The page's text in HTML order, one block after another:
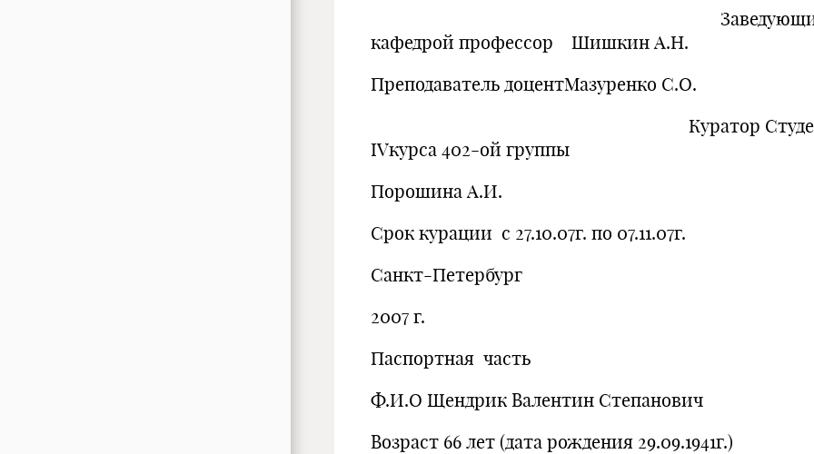
кафедрой профессор Шишкин А.Н.
Преподаватель доцентМазуренко С.О.
Куратор
IVкурса 402-ой группы
Порошина А.И.
Срок курации с 27.10.07г. по 07.11.07г.
Санкт-Петербург
2007 г.
Паспортная часть
Ф.И.О Щендрик Валентин Степанович
Возраст 66 лет (дата рождения 29.09.1941г.)